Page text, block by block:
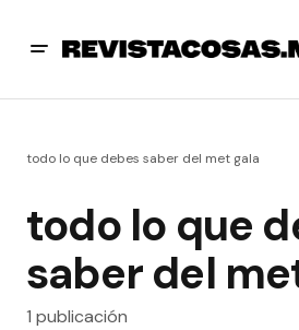
todo lo que debes saber del met gala
todo lo que
saber del
1 publicación